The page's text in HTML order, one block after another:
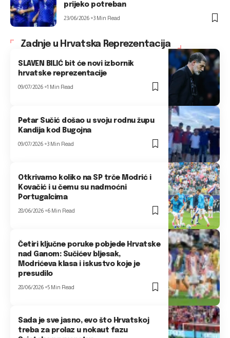
prijeko potreban
23/06/2026 3 Min Read
Zadnje u Hrvatska Reprezentacija
SLAVEN BILIĆ bit će novi izbornik
hrvatske reprezentacije
09/07/2026 1 Min Read
Petar Sučić došao u svoju rodnu župu
Kandija kod Bugojna
09/07/2026 3 Min Read
Otkrivamo koliko na SP trče Modrić i
Kovačić i u čemu su nadmoćni
Portugalcima
28/06/2026 6 Min Read
Četiri ključne poruke pobjede Hrvatske
nad Ganom: Sučićev bljesak,
Modrićeva klasa i iskustvo koje je
presudilo
28/06/2026 5 Min Read
Sada je sve jasno, evo što Hrvatskoj
treba za prolaz u nokaut fazu